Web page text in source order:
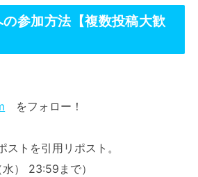
の参加方法【複数投稿大歓
をフォロー！
トを引用リポスト。
） 23:59まで）